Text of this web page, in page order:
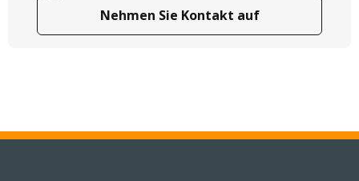
Nehmen Sie Kontakt auf